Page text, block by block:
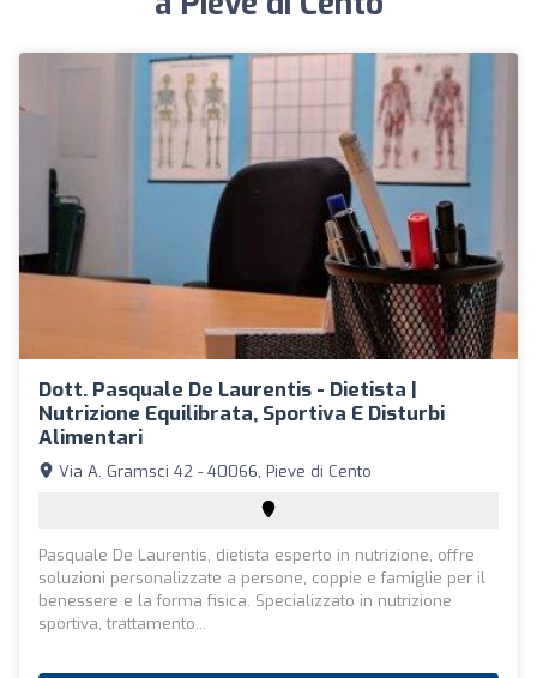
Dott. Pasquale De Laurentis - Dietista |
Nutrizione Equilibrata, Sportiva E Disturbi
Alimentari
Via A. Gramsci 42 - 40066, Pieve di Cento
Pasquale De Laurentis, dietista esperto in nutrizione, offre
soluzioni personalizzate a persone, coppie e famiglie per il
benessere e la forma fisica. Specializzato in nutrizione
sportiva, trattamento...